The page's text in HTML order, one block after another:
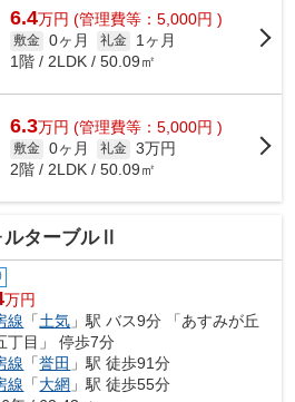
6.4万円 (管理費等：5,000円 )
敷金 0ヶ月 礼金
1ヶ月
1階 / 2LDK / 50.09㎡
6.3万円 (管理費等：5,000円 )
敷金 0ヶ月 礼金 3万円
2階 / 2LDK / 50.09㎡
ルターブルⅡ
万円
線 「土気 」駅 バス9分 「あすみが丘
丁目」 停歩7分
線 「誉田 」駅 徒歩91分
線 「大網 」駅 徒歩55分